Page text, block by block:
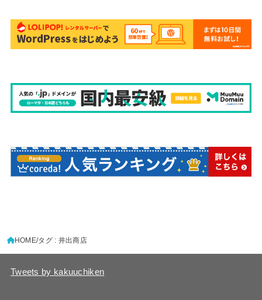
HOME タグ : 井出商店
Tweets by kakuuchiken